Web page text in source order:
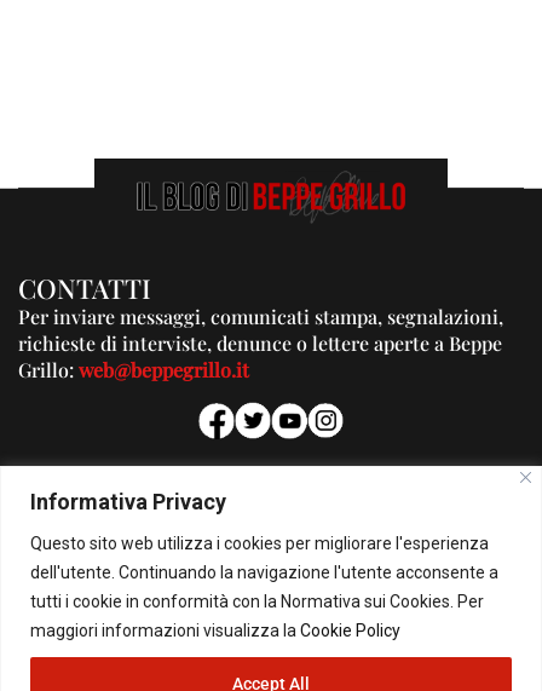
Informativa Privacy
Questo sito web utilizza i cookies per migliorare l'esperienza
dell'utente. Continuando la navigazione l'utente acconsente a
tutti i cookie in conformità con la Normativa sui Cookies. Per
maggiori informazioni visualizza la Cookie Policy
Accept All
CONTATTI
Per inviare messaggi, comunicati stampa, segnalazioni,
richieste di interviste, denunce o lettere aperte a Beppe
Grillo:web@beppegrillo.it
PUBBLICITA'
Per la tua pubblicità su questo Blog:
pubblicita@beppegrillo.it
© Copyright 2026 - Il Blog di Beppe Grillo. All Rights Reserved - Powered by